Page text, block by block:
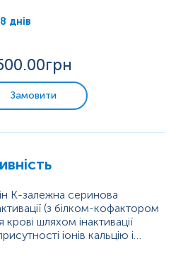
протеїну S порушує цей
що він може вироблятися
днів
.00грн
Замовити
К-залежна серинова
(з білком-кофактором
шляхом інактивації
іонів кальцію і